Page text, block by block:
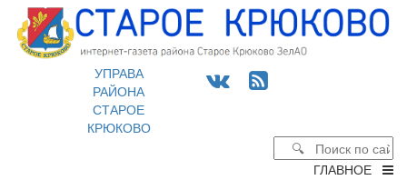
УПРАВА
РАЙОНА
СТАРОЕ
КРЮКОВО
ГЛАВНОЕ